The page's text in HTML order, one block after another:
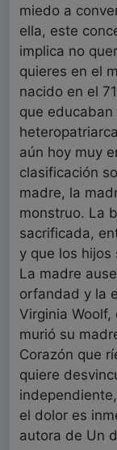
miedo a
ella, este
implica no
quieres en el
nacido en el
que
aún hoy muy
clasificación
madre, la
monstruo. La
sacrificada,
y que los hijos
La madre
orfandad y la
Virginia
murió su
Corazón que
quiere
el dolor es
autora de Un